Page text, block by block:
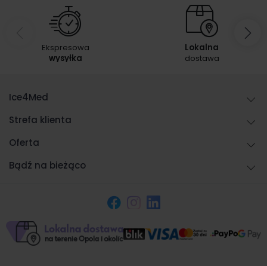
Ekspresowa
wysyłka
Lokalna
dostawa
Ice4Med
Strefa klienta
Oferta
Bądź na bieżąco